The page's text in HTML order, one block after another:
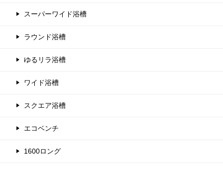
スーパーワイド浴槽
ラウンド浴槽
ゆるリラ浴槽
ワイド浴槽
スクエア浴槽
エコベンチ
1600ロング